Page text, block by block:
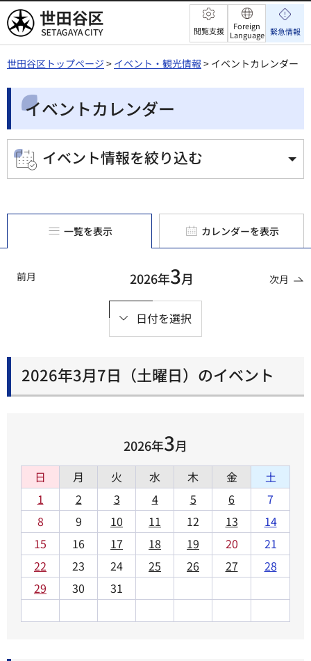
世田谷区 閲覧支援
Foreign
Language 緊急情報
世田谷区トップページ > イベント・観光情報 > イベントカレンダー
イベントカレンダー
イベント情報を絞り込む
一覧を表示 カレンダーを表示
前月 2026年3月
日付を選択
次月
2026年3月7日（土曜日）のイベント
2026年3月
日 月 火 水 木 金
土
1
2 3 4 5 6
7
8
9 10 11 12 13
14
15
16 17 18 19 20
21
22
23 24 25 26 27
28
29
30 31